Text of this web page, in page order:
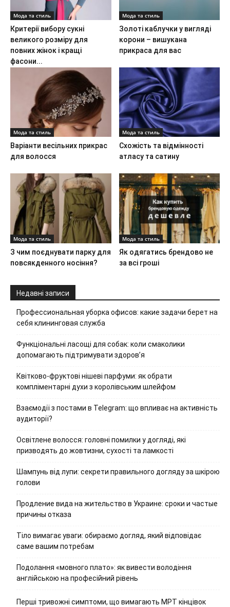
Мода та стиль
Критерії вибору сукні
великого розміру для
повних жінок і кращі
фасони...
Мода та стиль
Золоті каблучки у вигляді
корони – вишукана
прикраса для вас
Мода та стиль
Варіанти весільних прикрас
для волосся
Мода та стиль
Схожість та відмінності
атласу та сатину
Мода та стиль
З чим поєднувати парку для
повсякденного носіння?
Мода та стиль
Як одягатись брендово не
за всі гроші
Недавні записи
Профессиональная уборка офисов: какие задачи берет на
себя клининговая служба
Функціональні ласощі для собак: коли смаколики
допомагають підтримувати здоров’я
Квітково-фруктові нішеві парфуми: як обрати
компліментарні духи з королівським шлейфом
Взаємодії з постами в Telegram: що впливає на активність
аудиторії?
Освітлене волосся: головні помилки у догляді, які
призводять до жовтизни, сухості та ламкості
Шампунь від лупи: секрети правильного догляду за шкірою
голови
Продление вида на жительство в Украине: сроки и частые
причины отказа
Тіло вимагає уваги: обираємо догляд, який відповідає
саме вашим потребам
Подолання «мовного плато»: як вивести володіння
англійською на професійний рівень
Перші тривожні симптоми, що вимагають МРТ кінцівок